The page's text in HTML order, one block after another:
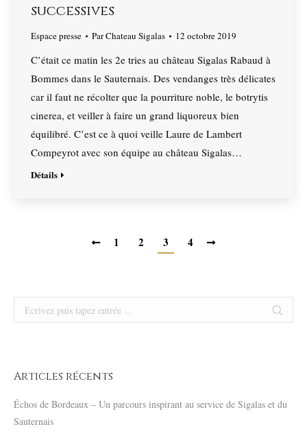
successives
Espace presse ParChateau Sigalas 12 octobre 2019
C’était ce matin les 2e tries au château Sigalas Rabaud à
Bommes dans le Sauternais. Des vendanges très délicates
car il faut ne récolter que la pourriture noble, le botrytis
cinerea, et veiller à faire un grand liquoreux bien
équilibré. C’est ce à quoi veille Laure de Lambert
Compeyrot avec son équipe au château Sigalas…
Détails
1 2 3 4
Search:
Articles récents
Échos de Bordeaux – Un parcours inspirant au service de Sigalas et du
Sauternais